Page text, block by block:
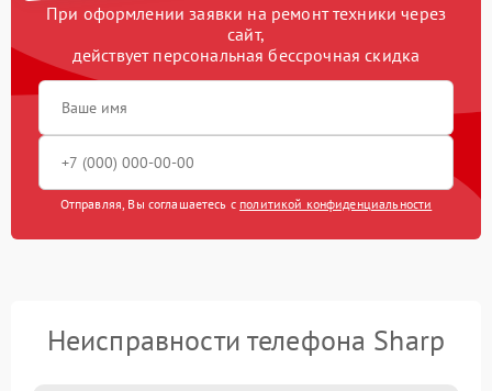
При оформлении заявки на ремонт техники через
сайт,
действует персональная бессрочная скидка
Отправляя, Вы соглашаетесь с политикой конфиденциальности
Неисправности телефона Sharp